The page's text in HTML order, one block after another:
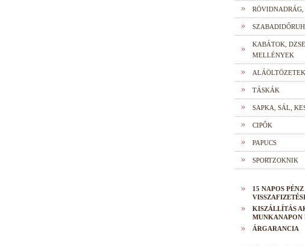
RÖVIDNADRÁG,
KABÁTOK,
MELLÉNYEK
ALÁÖLTÖZETEK
TÁSKÁK
SAPKA, SÁL,
CIPŐK
PAPUCS
SPORTZOKNIK
15 NAPOS PÉNZ
KISZÁLLÍTÁS
MUNKANAPON
ÁRGARANCIA